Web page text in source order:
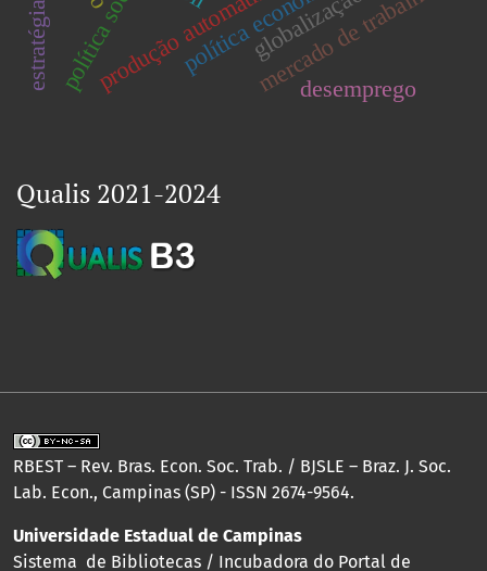
globalização
mercado de trabalho
produção automatizada
política social desemprego
Qualis 2021-2024
RBEST – Rev. Bras. Econ. Soc. Trab. / BJSLE – Braz. J. Soc.
Lab. Econ., Campinas (SP) - ISSN 2674-9564.
Universidade Estadual de Campinas
Sistema de Bibliotecas / Incubadora do Portal de